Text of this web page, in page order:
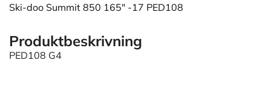
Ski-doo Summit 850 165" -17 PED108
Produktbeskrivning
PED108 G4